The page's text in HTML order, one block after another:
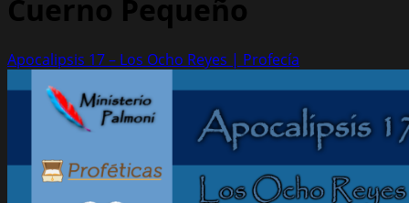
Cuerno Pequeño
Apocalipsis 17 – Los Ocho Reyes | Profecía